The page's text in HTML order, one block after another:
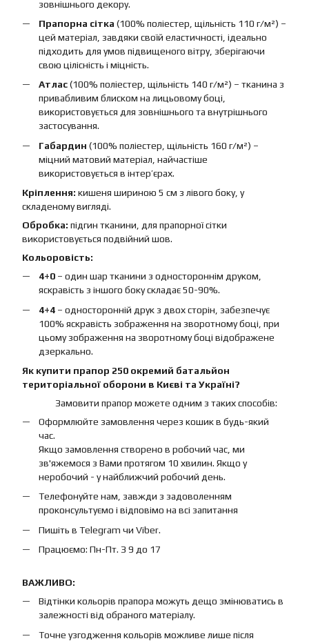
зовнішнього декору.
Прапорна сітка (100% поліестер, щільність 110 г/м²) –
цей матеріал, завдяки своїй еластичності, ідеально
підходить для умов підвищеного вітру, зберігаючи
свою цілісність і міцність.
Атлас(100% поліестер, щільність 140 г/м²) – тканина з
привабливим блиском на лицьовому боці,
використовується для зовнішнього та внутрішнього
застосування.
Габардин (100% поліестер, щільність 160 г/м²) –
міцний матовий матеріал, найчастіше
використовується в інтер’єрах.
Кріплення: кишеня шириною 5 см з лівого боку, у
складеному вигляді.
Обробка: підгин тканини, для прапорної сітки
використовується подвійний шов.
Кольоровість:
4+0 – один шар тканини з одностороннім друком,
яскравість з іншого боку складає 50-90%.
4+4 – односторонній друк з двох сторін, забезпечує
100% яскравість зображення на зворотному боці, при
цьому зображення на зворотному боці відображене
дзеркально.
Як купити прапор 250 окремий батальйон
територіальної оборони в Києві та Україні?
Замовити прапор можете одним з таких способів:
Оформлюйте замовлення через кошик в будь-який
час.
Якщо замовлення створено в робочий час, ми
зв'яжемося з Вами протягом 10 хвилин. Якщо у
неробочий - у найближчий робочий день.
Телефонуйте нам, завжди з задоволенням
проконсультуємо і відповімо на всі запитання
Пишіть в Telegram чи Viber.
Працюємо: Пн-Пт. З 9 до 17
ВАЖЛИВО:
Відтінки кольорів прапора можуть дещо змінюватись в
залежності від обраного матеріалу.
Точне узгодження кольорів можливе лише після